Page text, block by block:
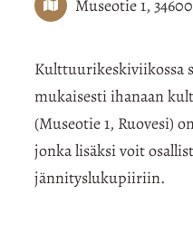
Museotie 1,
Kulttuurikeskiviikossa
mukaisesti ihanaan
(Museotie 1, Ruovesi)
jonka lisäksi voit
jännityslukupiiriin.